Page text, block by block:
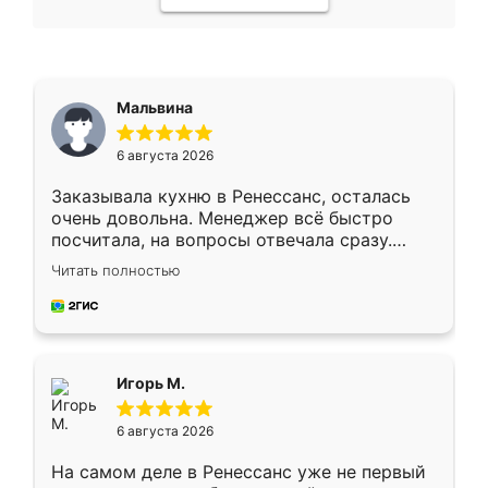
Мальвина
6 августа 2026
Заказывала кухню в Ренессанс, осталась
очень довольна. Менеджер всё быстро
посчитала, на вопросы отвечала сразу.
Замерщик приехал в субботу, подошёл к
делу со всей ответственностью. Собрали
за день, ребята работали аккуратно, даже
Читать полностью
Игорь М.
6 августа 2026
На самом деле в Ренессанс уже не первый